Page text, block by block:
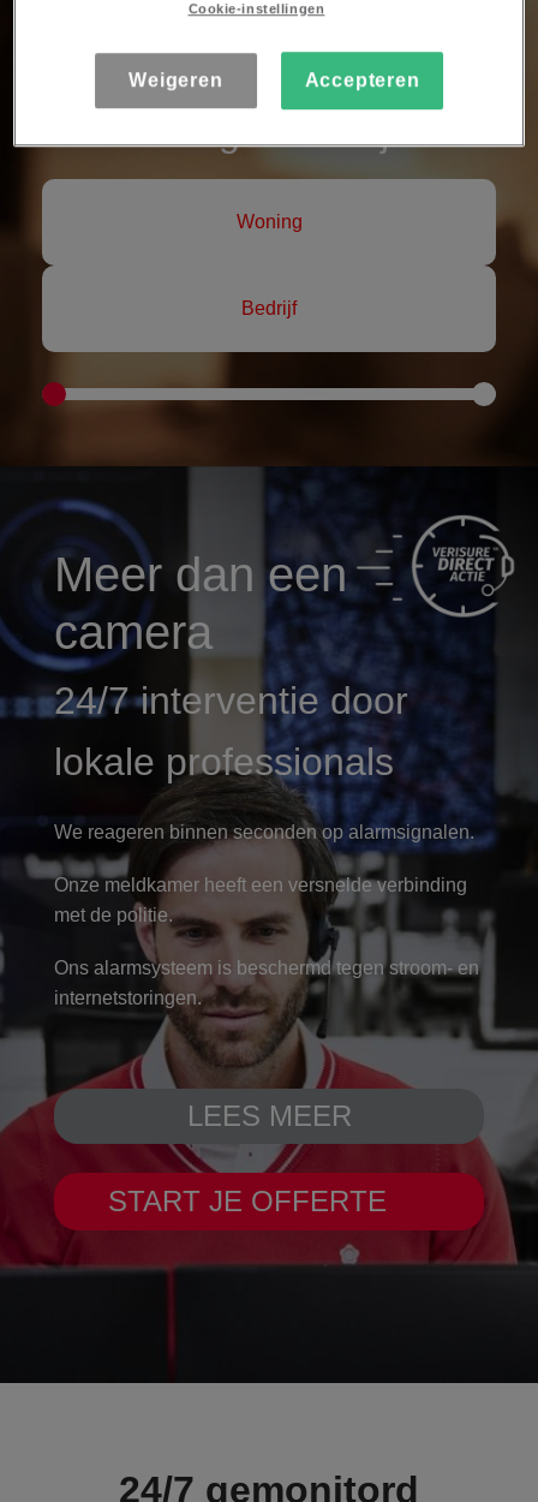
Ben je op zoek naar een
alarmsysteem voor een
Woning
Bedrijf
Meer dan een
camera
24/7 interventie door
lokale professionals
We reageren binnen seconden op alarmsignalen.
Onze meldkamer heeft een versnelde verbinding
met de politie.
Ons alarmsysteem is beschermd tegen stroom- en
internetstoringen.
LEES MEER
START JE OFFERTE
24/7 gemonitord
Cookie-instellingen
Weigeren Accepteren